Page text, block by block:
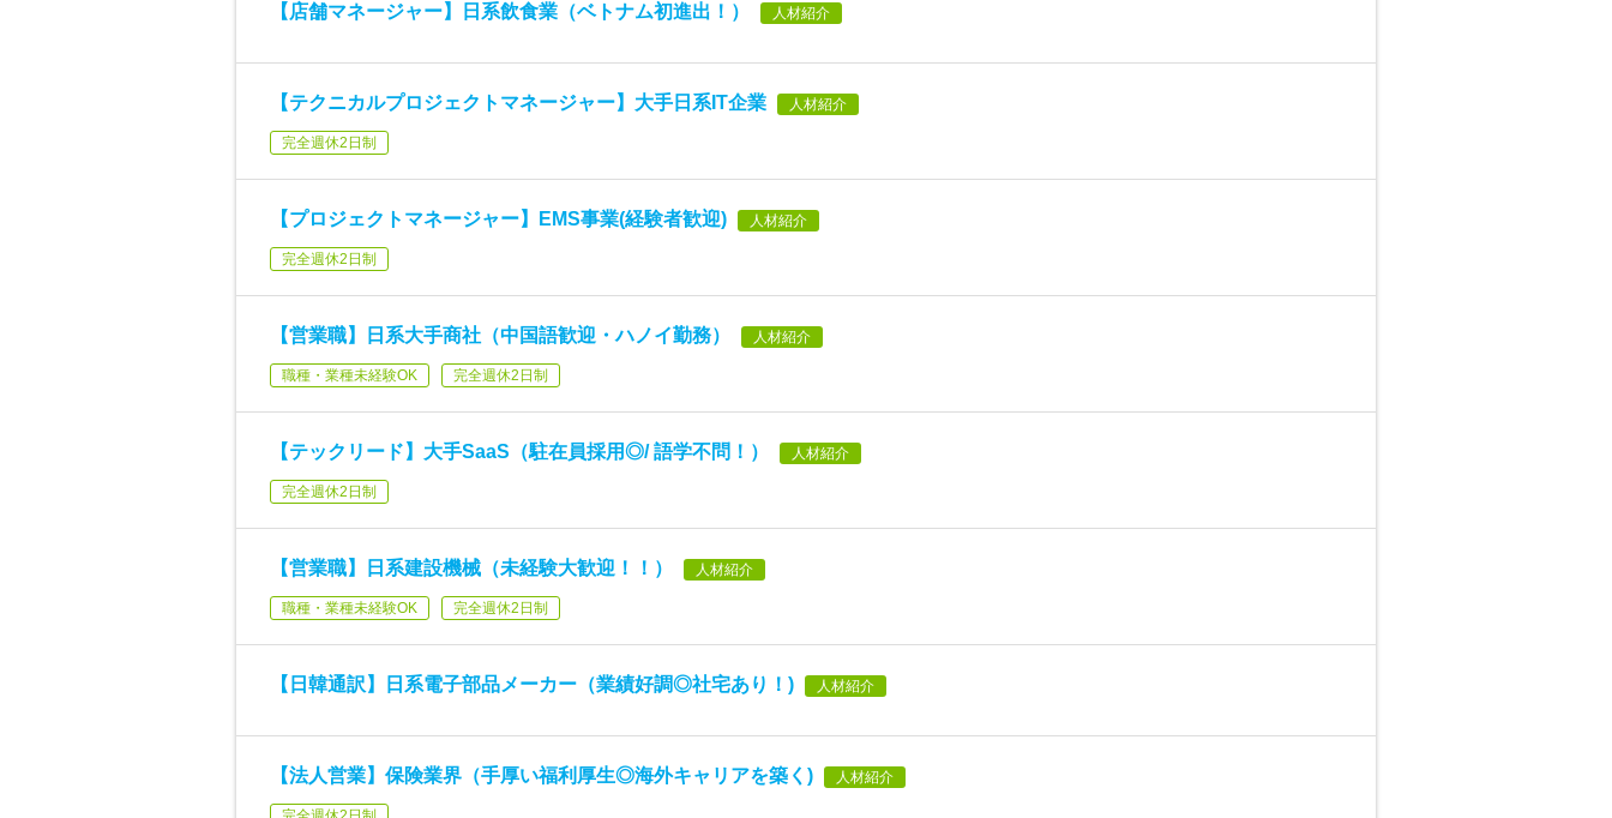
【店舗マネージャー】日系飲食業（ベトナム初進出！） 人材紹介
【テクニカルプロジェクトマネージャー】大手日系IT企業 人材紹介
完全週休2日制
【プロジェクトマネージャー】EMS事業(経験者歓迎) 人材紹介
完全週休2日制
【営業職】日系大手商社（中国語歓迎・ハノイ勤務） 人材紹介
職種・業種未経験OK 完全週休2日制
【テックリード】大手SaaS（駐在員採用◎/ 語学不問！） 人材紹介
完全週休2日制
【営業職】日系建設機械（未経験大歓迎！！） 人材紹介
職種・業種未経験OK 完全週休2日制
【日韓通訳】日系電子部品メーカー（業績好調◎社宅あり！) 人材紹介
【法人営業】保険業界（手厚い福利厚生◎海外キャリアを築く) 人材紹介